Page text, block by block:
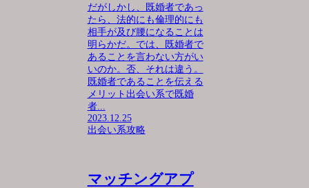
だがしかし、既婚者であっ
たら、法的にも倫理的にも
相手が及び腰になることは
明らかだ。では、既婚者で
あることを言わない方がい
いのか。否、それは違う。
既婚者であることを伝える
メリット出会い系で既婚
者...
2023.12.25
出会い系攻略
マッチングアプ